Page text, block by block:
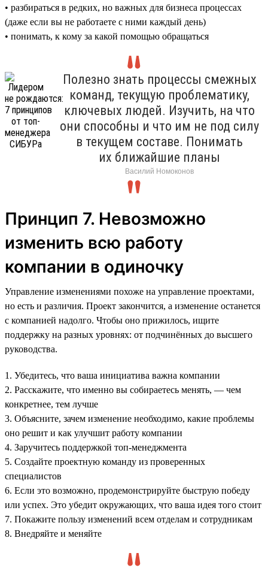
• разбираться в редких, но важных для бизнеса процессах
(даже если вы не работаете с ними каждый день)
• понимать, к кому за какой помощью обращаться
Полезно знать процессы смежных
команд, текущую проблематику,
ключевых людей. Изучить, на что
они способны и что им не под силу
в текущем составе. Понимать
их ближайшие планы
Василий Номоконов
Принцип 7. Невозможно
изменить всю работу
компании в одиночку
Управление изменениями похоже на управление проектами,
но есть и различия. Проект закончится, а изменение останется
с компанией надолго. Чтобы оно прижилось, ищите
поддержку на разных уровнях: от подчинённых до высшего
руководства.
1. Убедитесь, что ваша инициатива важна компании
2. Расскажите, что именно вы собираетесь менять, — чем
конкретнее, тем лучше
3. Объясните, зачем изменение необходимо, какие проблемы
оно решит и как улучшит работу компании
4. Заручитесь поддержкой топ-менеджмента
5. Создайте проектную команду из проверенных
специалистов
6. Если это возможно, продемонстрируйте быструю победу
или успех. Это убедит окружающих, что ваша идея того стоит
7. Покажите пользу изменений всем отделам и сотрудникам
8. Внедряйте и меняйте